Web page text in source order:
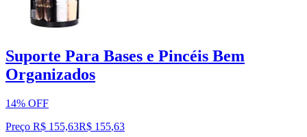
Suporte Para Bases e Pincéis Bem
Organizados
14% OFF
Preço R$ 155,63R$ 155,63